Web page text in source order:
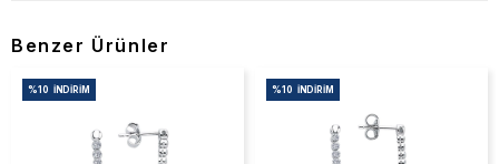
Benzer Ürünler
%10 İNDIRIM %10 İNDIRIM